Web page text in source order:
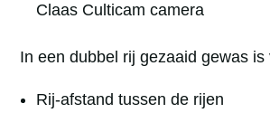
Claas Culticam camera
In een dubbel rij gezaaid gewas is
Rij-afstand tussen de rijen